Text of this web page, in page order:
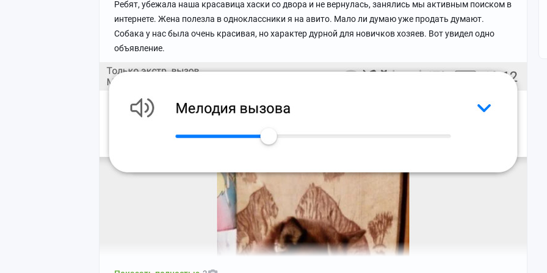
Ребят, убежала наша красавица хаски со двора и не вернулась, занялись мы активным поиском в
интернете. Жена полезла в одноклассники я на авито. Мало ли думаю уже продать думают.
Собака у нас была очень красивая, но характер дурной для новичков хозяев. Вот увидел одно
объявление.